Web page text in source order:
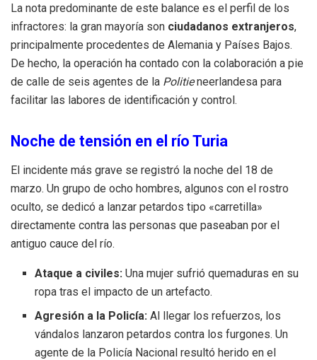
La nota predominante de este balance es el perfil de los
infractores: la gran mayoría son ciudadanos extranjeros,
principalmente procedentes de Alemania y Países Bajos.
De hecho, la operación ha contado con la colaboración a pie
de calle de seis agentes de la Politieneerlandesa para
facilitar las labores de identificación y control.
Noche de tensión en el río Turia
El incidente más grave se registró la noche del 18 de
marzo. Un grupo de ocho hombres, algunos con el rostro
oculto, se dedicó a lanzar petardos tipo «carretilla»
directamente contra las personas que paseaban por el
antiguo cauce del río.
Ataque a civiles: Una mujer sufrió quemaduras en su
ropa tras el impacto de un artefacto.
Agresión a la Policía: Al llegar los refuerzos, los
vándalos lanzaron petardos contra los furgones. Un
agente de la Policía Nacional resultó herido en el